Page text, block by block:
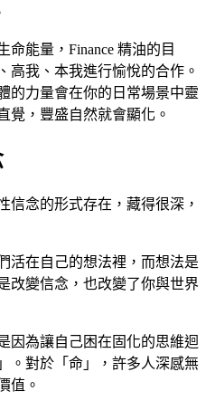
能量，Finance 精油的目
高我、本我進行愉悅的合作。
的力量會在你的日常場景中靈
覺，豐盛自然就會顯化。
信念的形式存在，藏得很深，
活在自己的想法裡，而想法是
改變信念，也改變了你與世界
因為讓自己困在固化的思維迴
。對於「命」，許多人深感無
值。